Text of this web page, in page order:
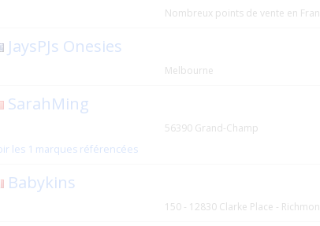
Nombreux points de vente en
JaysPJs Onesies
Melbourne
SarahMing
56390 Grand-Champ
les 1 marques référencées
Babykins
150 - 12830 Clarke Place -